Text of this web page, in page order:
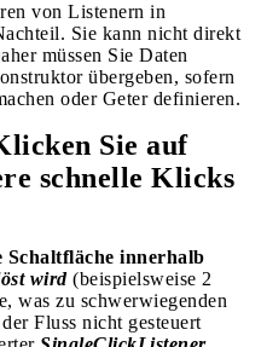
von Listenern in
Sie kann nicht direkt
müssen Sie Daten
übergeben, sofern
oder Geter definieren.
Sie auf
schnelle Klicks
Schaltfläche innerhalb
wird(beispielsweise 2
was zu schwerwiegenden
Fluss nicht gesteuert